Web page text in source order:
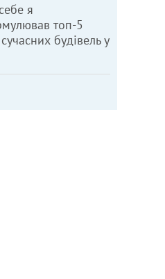
я
топ-5
будівель у